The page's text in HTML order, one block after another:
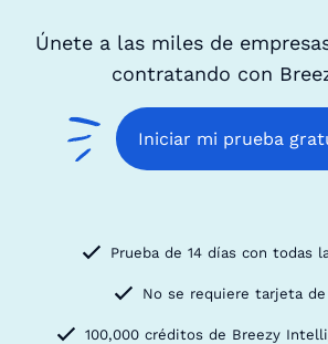
Únete a las miles de
contratando con
Iniciar mi prueba
Prueba de 14 días con todas
No se requiere tarjeta
100,000 créditos de Breezy